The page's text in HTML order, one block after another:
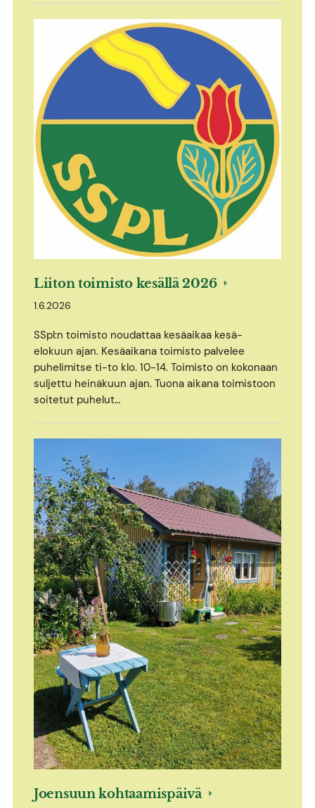
Liiton toimisto kesällä 2026
1.6.2026
SSpl:n toimisto noudattaa kesäaikaa kesä-
elokuun ajan. Kesäaikana toimisto palvelee
puhelimitse ti-to klo. 10-14. Toimisto on kokonaan
suljettu heinäkuun ajan. Tuona aikana toimistoon
soitetut puhelut…
Joensuun kohtaamispäivä